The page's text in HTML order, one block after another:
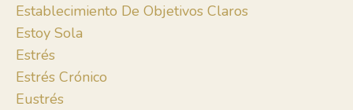
Establecimiento De Objetivos Claros
Estoy Sola
Estrés
Estrés Crónico
Eustrés